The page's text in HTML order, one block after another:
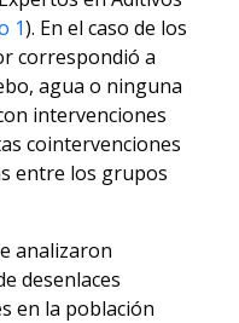
1). En el caso de los
correspondió a
agua o ninguna
intervenciones
cointervenciones
entre los grupos
analizaron
desenlaces
en la población